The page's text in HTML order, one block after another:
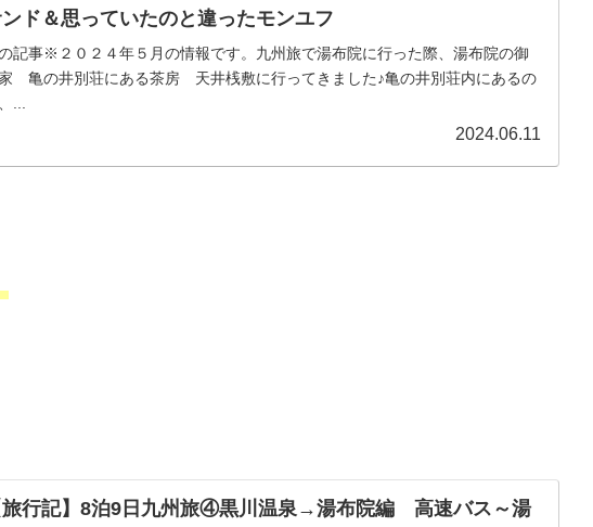
ド＆思っていたのと違ったモンユフ
記事※２０２４年５月の情報です。九州旅で湯布院に行った際、湯布院の御
亀の井別荘にある茶房 天井桟敷に行ってきました♪亀の井別荘内にあるの
...
2024.06.11
旅行記】8泊9日九州旅④黒川温泉→湯布院編 高速バス～湯